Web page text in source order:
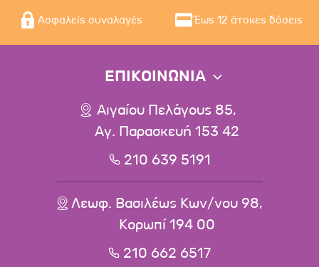
Ασφαλείς συναλαγές Έως 12 άτοκες δόσεις
ΕΠΙΚΟΙΝΩΝΙΑ
Αιγαίου Πελάγους 85,
Αγ. Παρασκευή 153 42
210 639 5191
Λεωφ. Βασιλέως Κων/νου 98,
Κορωπί 194 00
210 662 6517